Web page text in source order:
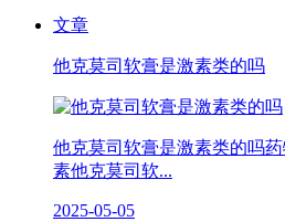
文章
他克莫司软膏是激素类的吗
他克莫司软膏是激素类的吗
素他克莫司软...
2025-05-05